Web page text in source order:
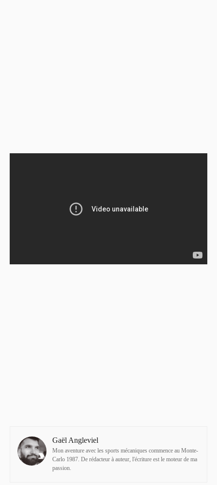
Gaël Angleviel
Mon aventure avec les sports mécaniques commence au Monte-
Carlo 1987. De rédacteur à auteur, l'écriture est le moteur de ma
passion.